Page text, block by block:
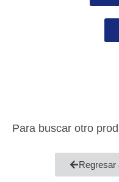
Para buscar otro
Regresar